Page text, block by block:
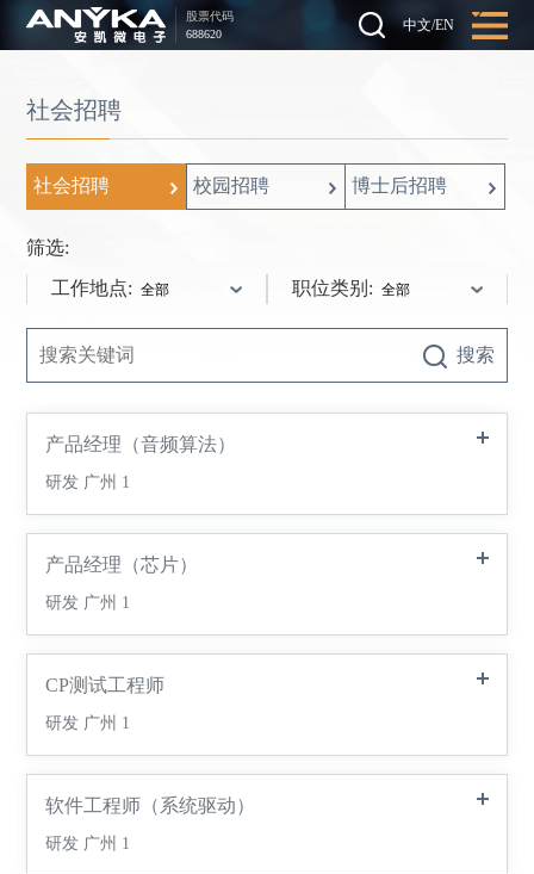
中文/EN
股票代码
688620
社会招聘
社会招聘 校园招聘 博士后招聘
筛选:
工作地点:
职位类别:
搜索
产品经理（音频算法）
研发 广州 1
产品经理（芯片）
研发 广州 1
CP测试工程师
研发 广州 1
软件工程师（系统驱动）
研发 广州 1